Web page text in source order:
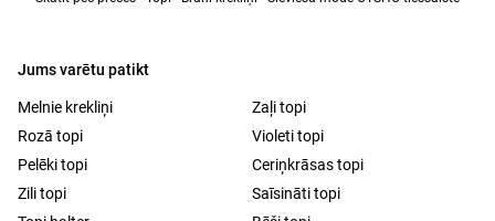
Jums varētu patikt
Melnie krekliņi
Zaļi topi
Rozā topi
Violeti topi
Pelēki topi
Ceriņkrāsas topi
Zili topi
Saīsināti topi